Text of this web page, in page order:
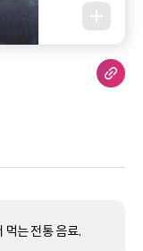
먹는 전통 음료.